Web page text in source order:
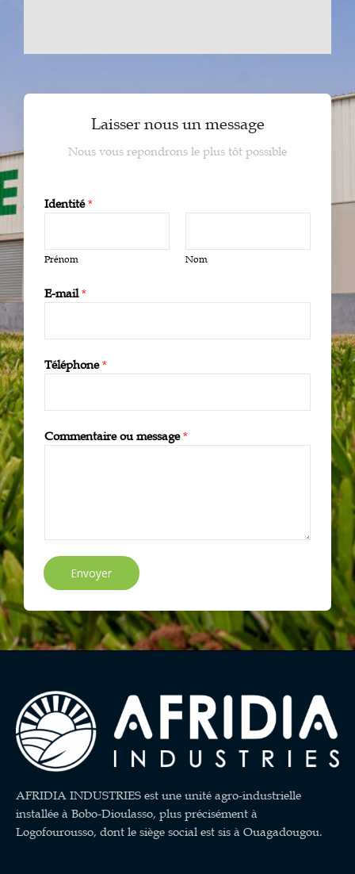
Laisser nous un message
Nous vous repondrons le plus tôt possible
Identité*
Prénom Nom
E-mail*
Téléphone*
Commentaire ou message*
Envoyer
AFRIDIA INDUSTRIES est une unité agro-industrielle
installée à Bobo-Dioulasso, plus précisément à
Logofourousso, dont le siège social est sis à Ouagadougou.